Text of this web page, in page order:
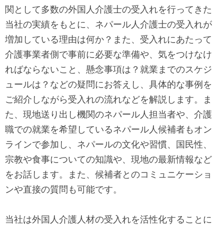
ー
に
移
動
し
ま
す
ペ
ー
ジ
本
文
に
動
関として多数の外国人介護士の受入れを行ってきた
当社の実績をもとに、ネパール人介護士の受入れが
増加している理由は何か？また、受入れにあたって
介護事業者側で事前に必要な準備や、気をつけなけ
ればならないこと、懸念事項は？就業までのスケジ
ュールは？などの疑問にお答えし、具体的な事例を
ご紹介しながら受入れの流れなどを解説します。ま
た、現地送り出し機関のネパール人担当者や、介護
職での就業を希望しているネパール人候補者もオン
ラインで参加し、ネパールの文化や習慣、国民性、
宗教や食事についての知識や、現地の最新情報など
をお話します。また、候補者とのコミュニケーショ
ンや直接の質問も可能です。
当社は外国人介護人材の受入れを活性化することに
に
戻
り
ま
す